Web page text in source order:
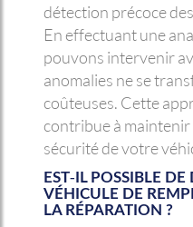
détection précoce
En effectuant une
pouvons intervenir
anomalies ne se
coûteuses. Cette
contribue à
sécurité de votre
EST-IL POSSIBLE
VÉHICULE DE
LA RÉPARATION ?